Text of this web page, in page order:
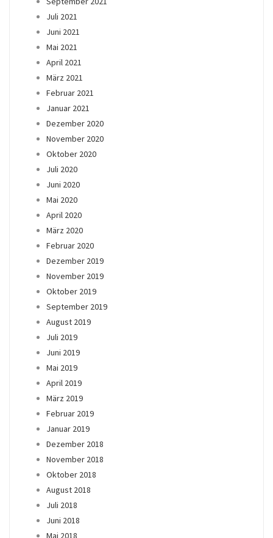
Juli 2021
Juni 2021
Mai 2021
April 2021
März 2021
Februar 2021
Januar 2021
Dezember 2020
November 2020
Oktober 2020
Juli 2020
Juni 2020
Mai 2020
April 2020
März 2020
Februar 2020
Dezember 2019
November 2019
Oktober 2019
September 2019
August 2019
Juli 2019
Juni 2019
Mai 2019
April 2019
März 2019
Februar 2019
Januar 2019
Dezember 2018
November 2018
Oktober 2018
August 2018
Juli 2018
Juni 2018
Mai 2018